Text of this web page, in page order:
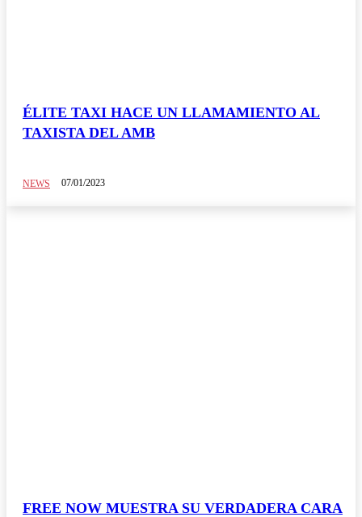
ÉLITE TAXI HACE UN LLAMAMIENTO AL
TAXISTA DEL AMB
NEWS 07/01/2023
FREE NOW MUESTRA SU VERDADERA CARA